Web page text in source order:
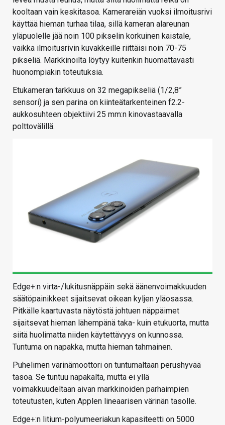
kooltaan vain keskitasoa. Kamerareiän vuoksi ilmoitusrivi
käyttää hieman turhaa tilaa, sillä kameran alareunan
yläpuolelle jää noin 100 pikselin korkuinen kaistale,
vaikka ilmoitusrivin kuvakkeille riittäisi noin 70-75
pikseliä. Markkinoilta löytyy kuitenkin huomattavasti
huonompiakin toteutuksia.
Etukameran tarkkuus on 32 megapikseliä (1/2,8”
sensori) ja sen parina on kiinteätarkenteinen f2.2-
aukkosuhteen objektiivi 25 mm:n kinovastaavalla
polttovälillä.
Edge+:n virta-/lukitusnäppäin sekä äänenvoimakkuuden
säätöpainikkeet sijaitsevat oikean kyljen yläosassa.
Pitkälle kaartuvasta näytöstä johtuen näppäimet
sijaitsevat hieman lähempänä taka- kuin etukuorta, mutta
siitä huolimatta niiden käytettävyys on kunnossa.
Tuntuma on napakka, mutta hieman tahmainen.
Puhelimen värinämoottori on tuntumaltaan perushyvää
tasoa. Se tuntuu napakalta, mutta ei yllä
voimakkuudeltaan aivan markkinoiden parhaimpien
toteutusten, kuten Applen lineaarisen värinän tasolle.
Edge+:n litium-polyumeeriakun kapasiteetti on 5000